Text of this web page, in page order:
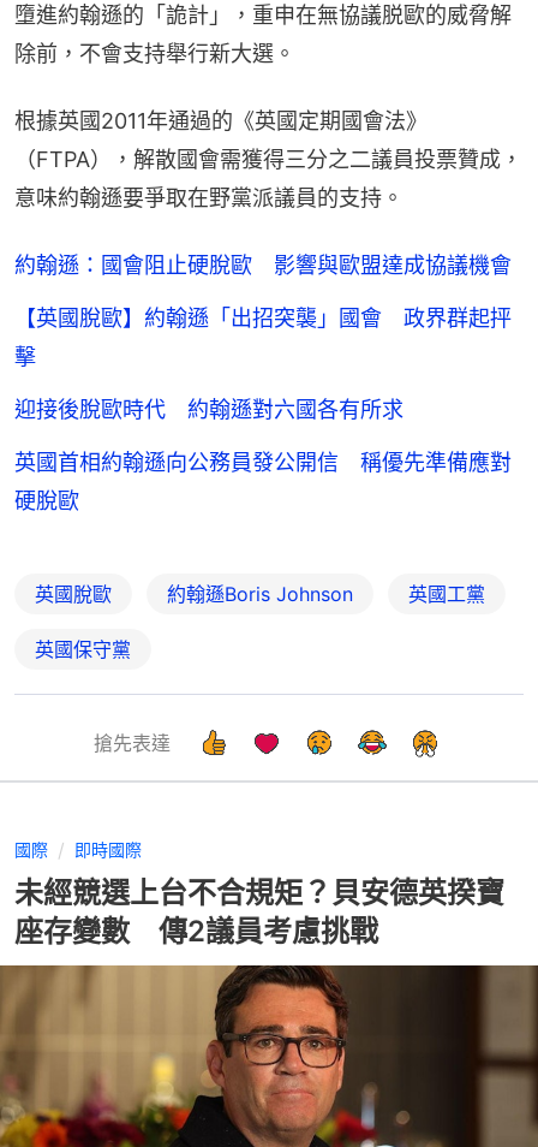
墮進約翰遜的「詭計」，重申在無協議脱歐的威脅解
除前，不會支持舉行新大選。
根據英國2011年通過的《英國定期國會法》
（FTPA），解散國會需獲得三分之二議員投票贊成，
意味約翰遜要爭取在野黨派議員的支持。
約翰遜：國會阻止硬脫歐 影響與歐盟達成協議機會
【英國脫歐】約翰遜「出招突襲」國會 政界群起抨
擊
迎接後脫歐時代 約翰遜對六國各有所求
英國首相約翰遜向公務員發公開信 稱優先準備應對
硬脫歐
英國脫歐 約翰遜Boris Johnson 英國工黨
英國保守黨
搶先表達
國際 即時國際
未經競選上台不合規矩？貝安德英揆寶
座存變數 傳2議員考慮挑戰